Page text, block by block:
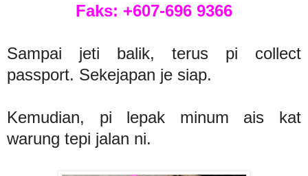
Faks: +607-696 9366
Sampai jeti balik, terus pi collect
passport. Sekejapan je siap.
Kemudian, pi lepak minum ais kat
warung tepi jalan ni.